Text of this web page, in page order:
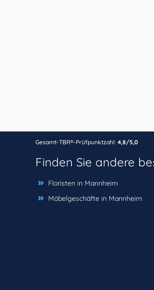
Gesamt-TBR®-Prüfpunktzahl: 4,8/5,0
Finden Sie andere
Floristen in Mannheim
Möbelgeschäfte in Mannheim